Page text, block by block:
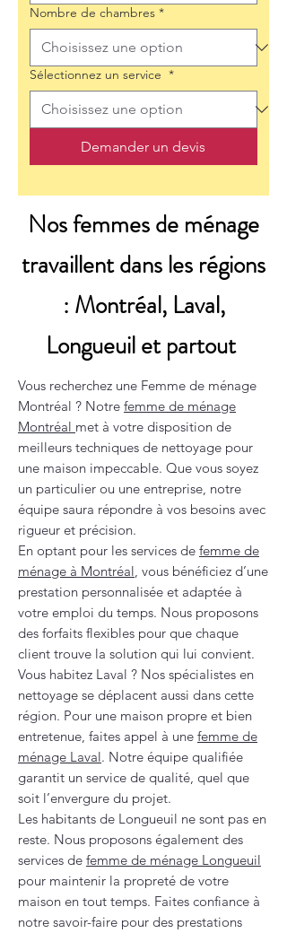
Nombre de chambres *
Sélectionnez un service *
Demander un devis
Nos femmes de ménage
travaillent dans les régions
: Montréal, Laval,
Longueuil et partout
Vous recherchez une Femme de ménage
Montréal ? Notre femme de ménage
Montréal met à votre disposition de
meilleurs techniques de nettoyage pour
une maison impeccable. Que vous soyez
un particulier ou une entreprise, notre
équipe saura répondre à vos besoins avec
rigueur et précision.
En optant pour les services de femme de
ménage à Montréal, vous bénéficiez d’une
prestation personnalisée et adaptée à
votre emploi du temps. Nous proposons
des forfaits flexibles pour que chaque
client trouve la solution qui lui convient.
Vous habitez Laval ? Nos spécialistes en
nettoyage se déplacent aussi dans cette
région. Pour une maison propre et bien
entretenue, faites appel à une femme de
ménage Laval. Notre équipe qualifiée
garantit un service de qualité, quel que
soit l’envergure du projet.
Les habitants de Longueuil ne sont pas en
reste. Nous proposons également des
services de femme de ménage Longueuil
pour maintenir la propreté de votre
maison en tout temps. Faites confiance à
notre savoir-faire pour des prestations